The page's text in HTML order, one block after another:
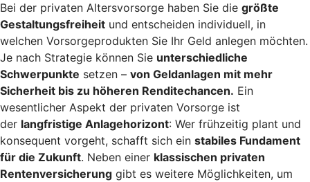
Bei der privaten Altersvorsorge haben Sie die größte
Gestaltungsfreiheit und entscheiden individuell, in
welchen Vorsorgeprodukten Sie Ihr Geld anlegen möchten.
Je nach Strategie können Sie unterschiedliche
Schwerpunkte setzen – von Geldanlagen mit mehr
Sicherheit bis zu höheren Renditechancen. Ein
wesentlicher Aspekt der privaten Vorsorge ist
der langfristige Anlagehorizont: Wer frühzeitig plant und
konsequent vorgeht, schafft sich ein stabiles Fundament
für die Zukunft. Neben einer klassischen privaten
Rentenversicherung gibt es weitere Möglichkeiten, um